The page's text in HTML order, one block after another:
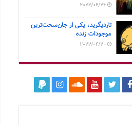
2022/04/26
تاردیگرید، یکی از جان‌سخت‌ترین
موجودات زنده
2022/04/20